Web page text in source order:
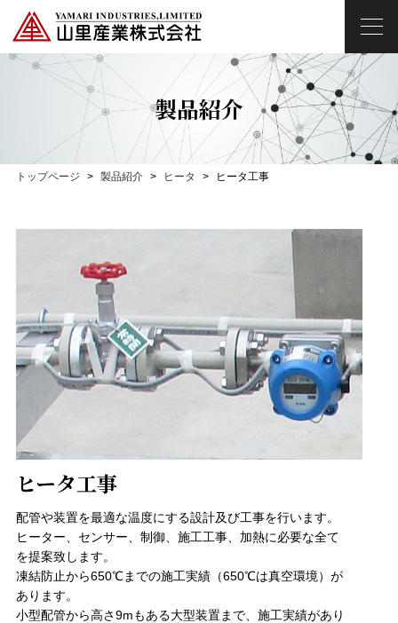
製品紹介
トップページ 製品紹介 ヒータ ヒータ工事
ヒータ工事
配管や装置を最適な温度にする設計及び工事を行います。
ヒーター、センサー、制御、施工工事、加熱に必要な全て
を提案致します。
凍結防止から650℃までの施工実績（650℃は真空環境）が
あります。
小型配管から高さ9mもある大型装置まで、施工実績があり